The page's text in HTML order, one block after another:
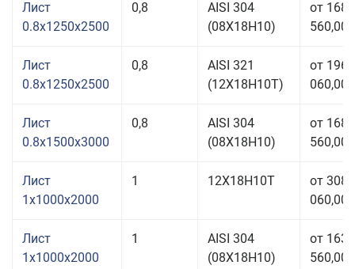
Лист
0.8x1250x2500
0,8
AISI 304
(08Х18Н10)
от 168
560,00
Лист
0.8x1250x2500
0,8
AISI 321
(12Х18Н10Т)
от 196
060,00
Лист
0.8x1500x3000
0,8
AISI 304
(08Х18Н10)
от 168
560,00
Лист
1x1000x2000
1 12Х18Н10Т
от 308
060,00
Лист
1x1000x2000
1
AISI 304
(08Х18Н10)
от 163
560,00